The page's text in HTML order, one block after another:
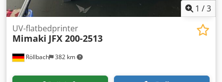
1 /3
Röllbach 382 km
UV-flatbedprinter
Mimaki JFX 200-2513